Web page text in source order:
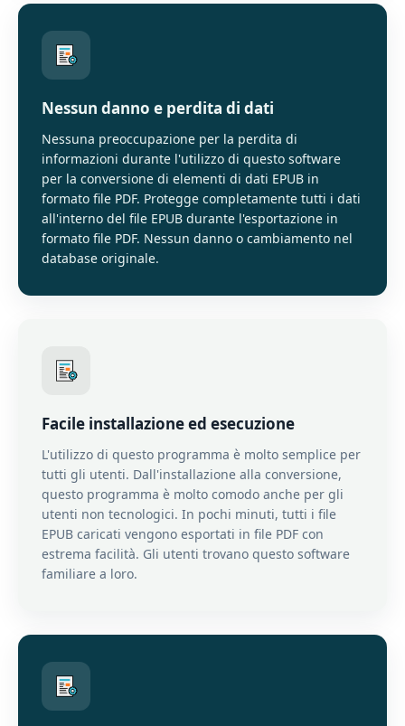
Nessun danno e perdita di dati
Nessuna preoccupazione per la perdita di
informazioni durante l'utilizzo di questo software
per la conversione di elementi di dati EPUB in
formato file PDF. Protegge completamente tutti i dati
all'interno del file EPUB durante l'esportazione in
formato file PDF. Nessun danno o cambiamento nel
database originale.
Facile installazione ed esecuzione
L'utilizzo di questo programma è molto semplice per
tutti gli utenti. Dall'installazione alla conversione,
questo programma è molto comodo anche per gli
utenti non tecnologici. In pochi minuti, tutti i file
EPUB caricati vengono esportati in file PDF con
estrema facilità. Gli utenti trovano questo software
familiare a loro.